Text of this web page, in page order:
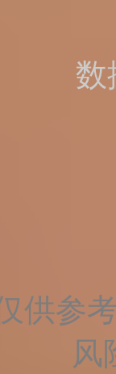
数
供参
风